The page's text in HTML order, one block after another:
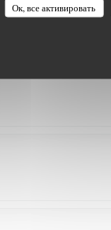
Ок, все активировать